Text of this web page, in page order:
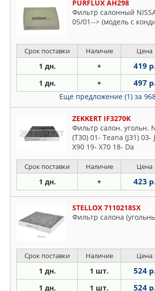
PURFLUX AH298
Фильтр салонный
05/01--> (модель с
Срок поставки Наличие Цена
1 дн. + 419
1 дн. + 497
Еще предложение (1) за
ZEKKERT IF3270K
Фильтр салон. угольн.
(T30) 01- Teana (J31) 03-
X90 19- X70 18- Da
Срок поставки Наличие Цена
1 дн. + 423
STELLOX 7110218SX
Фильтр салона
Срок поставки Наличие Цена
1 дн. 1 шт. 524
1 дн. 1 шт. 524